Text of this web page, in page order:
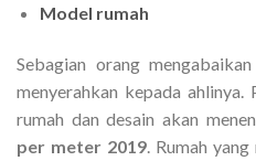
Model rumah
Sebagian orang
menyerahkan kepada
rumah dan desain akan
per meter 2019 . Rumah